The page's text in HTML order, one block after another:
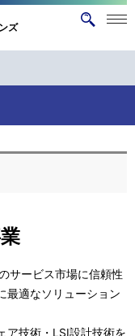
ズ
イ
内
索
メニ
を開
サービス市場に信頼性
最適なソリューション
ア技術・LSI設計技術を